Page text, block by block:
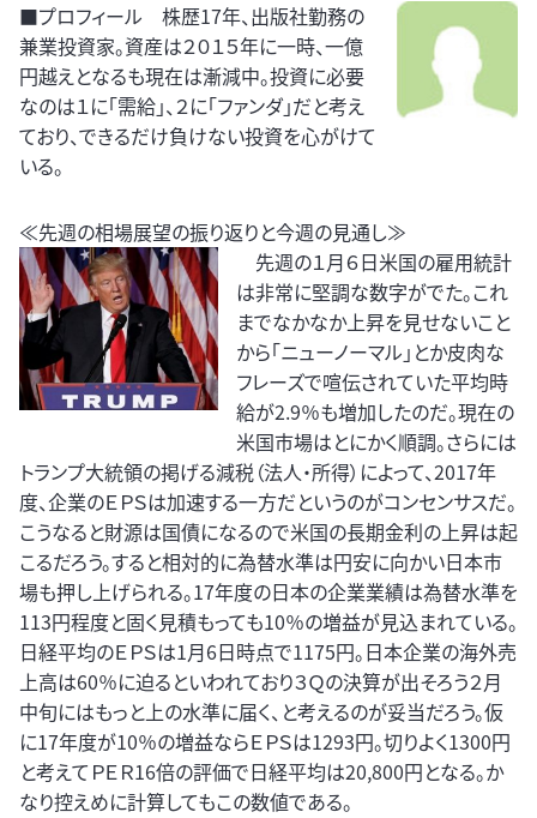
■プロフィール 株歴17年、出版社勤務の
兼業投資家。資産は２０１５年に一時、一億
円越えとなるも現在は漸減中。投資に必要
なのは１に「需給」、２に「ファンダ」だと考え
ており、できるだけ負けない投資を心がけて
いる。
≪先週の相場展望の振り返りと今週の見通し≫
先週の１月６日米国の雇用統計
は非常に堅調な数字がでた。これ
までなかなか上昇を見せないこと
から「ニューノーマル」とか皮肉な
フレーズで喧伝されていた平均時
給が2.9％も増加したのだ。現在の
米国市場はとにかく順調。さらには
トランプ大統領の掲げる減税（法人・所得）によって、2017年
度、企業のＥＰＳは加速する一方だというのがコンセンサスだ。
こうなると財源は国債になるので米国の長期金利の上昇は起
こるだろう。すると相対的に為替水準は円安に向かい日本市
場も押し上げられる。17年度の日本の企業業績は為替水準を
113円程度と固く見積もっても10％の増益が見込まれている。
日経平均のＥＰＳは1月6日時点で1175円。日本企業の海外売
上高は60％に迫るといわれており３Ｑの決算が出そろう２月
中旬にはもっと上の水準に届く、と考えるのが妥当だろう。仮
に17年度が10％の増益ならＥＰＳは1293円。切りよく1300円
と考えてＰＥＲ16倍の評価で日経平均は20,800円となる。か
なり控えめに計算してもこの数値である。